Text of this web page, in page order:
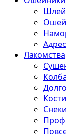
Лакомства
Кости